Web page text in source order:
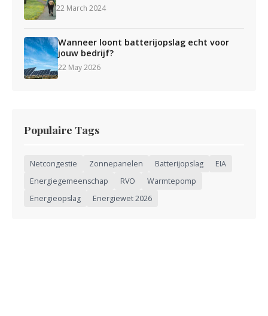
22 March 2024
Wanneer loont batterijopslag echt voor
jouw bedrijf?
22 May 2026
Populaire Tags
Netcongestie Zonnepanelen Batterijopslag
EIA
Energiegemeenschap
RVO
Warmtepomp
Energieopslag
Energiewet 2026